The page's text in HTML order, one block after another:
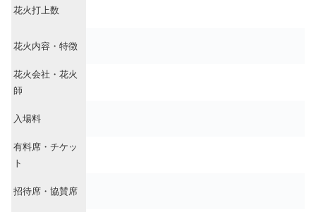
花火打上数
花火内容・特徴
花火会社・花火
師
入場料
有料席・チケッ
ト
招待席・協賛席